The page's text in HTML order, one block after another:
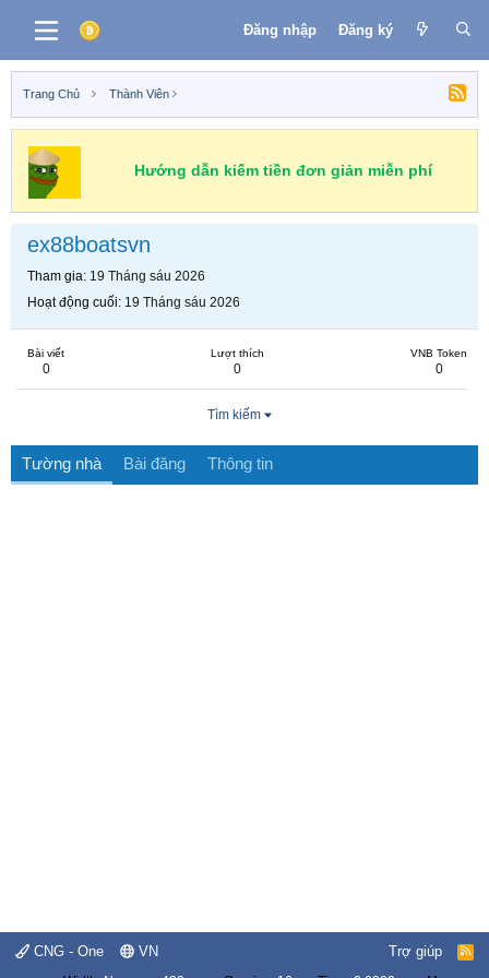
Đăng nhập Đăng ký
Trang Chủ Thành Viên
Hướng dẫn kiếm tiền đơn giản miễn phí
ex88boatsvn
Tham gia 19 Tháng sáu 2026
Hoạt động cuối 19 Tháng sáu 2026
Bài viết
0
Lượt thích
0
VNB Token
0
Tìm kiếm
Tường nhà Bài đăng Thông tin
CNG - One VN Trợ giúp
R